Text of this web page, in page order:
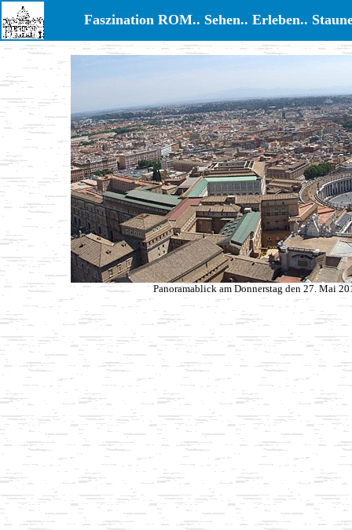
Faszination ROM.. Sehen.. Erleben..
Panoramablick am Donnerstag den 27. Mai